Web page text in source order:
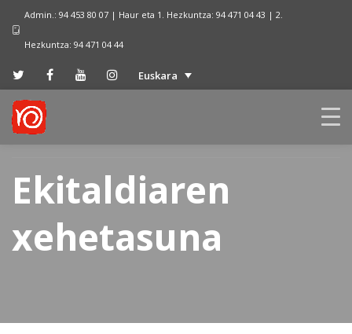
Admin.: 94 453 80 07 | Haur eta 1. Hezkuntza: 94 471 04 43 | 2.
Hezkuntza: 94 471 04 44
Euskara
Ekitaldiaren
xehetasuna